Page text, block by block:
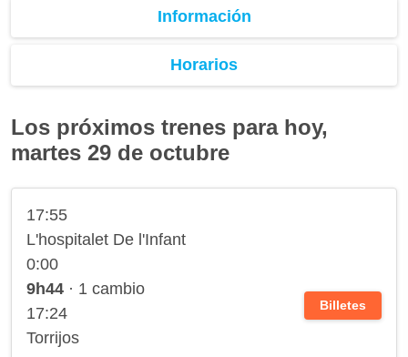
Información
Horarios
Los próximos trenes para hoy,
martes 29 de octubre
17:55
L'hospitalet De l'Infant
0:00
9h44 · 1 cambio
17:24
Torrijos
Billetes